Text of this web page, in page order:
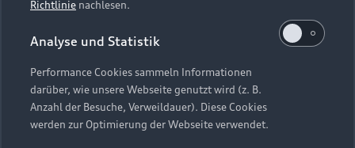
Vertrag widerrufen
Audi erleben
Newsletter
Cookie-Richtlinie
Barrierefreiheit
Hinweis: Die aktuelle Darstellung und Anordnung der
Embleme am Fahrzeug bei allen Abbildungen auf dieser
Webseite kann abweichen.
Richtlinie nachlesen.
Analyse und Statistik
Performance Cookies sammeln Informationen
darüber, wie unsere Webseite genutzt wird (z. B.
Anzahl der Besuche, Verweildauer). Diese Cookies
werden zur Optimierung der Webseite verwendet.